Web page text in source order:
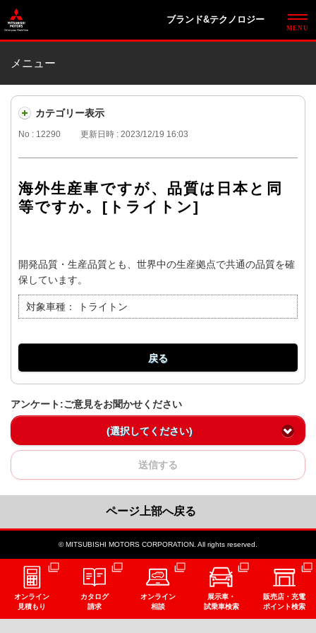
ブランド&テクノロジー
メニュー
カテゴリー表示
No : 12290 更新日時 : 2023/12/19 16:03
海外生産車ですが、品質は日本と同
等ですか。[トライトン]
開発品質・生産品質とも、世界中の生産拠点で共通の品質を確
保しています。
対象車種： トライトン
戻る
アンケート:ご意見をお聞かせください
(選択してください)
送信する
ページ上部へ戻る
© MITSUBISHI MOTORS CORPORATION. All rights reserved.
オンライン
見積もり
カタログ
請求
オンライン
相談
展示車・
試乗車検索
販売店・充電
ポイント検索